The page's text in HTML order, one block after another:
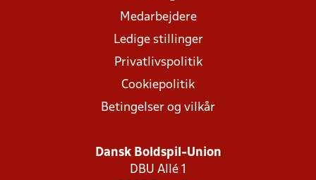
Medarbejdere
Ledige stillinger
Privatlivspolitik
Cookiepolitik
Betingelser og vilkår
Dansk Boldspil-Union
DBU Allé 1